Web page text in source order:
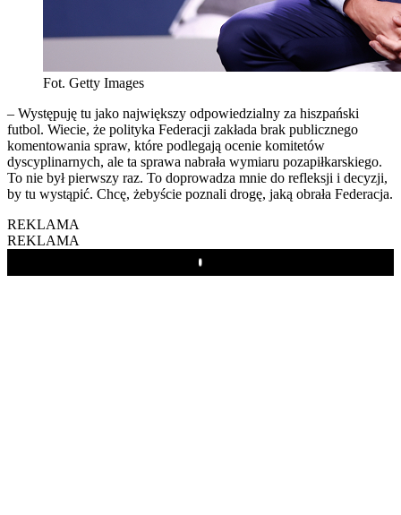
Fot. Getty Images
– Występuję tu jako największy odpowiedzialny za hiszpański
futbol. Wiecie, że polityka Federacji zakłada brak publicznego
komentowania spraw, które podlegają ocenie komitetów
dyscyplinarnych, ale ta sprawa nabrała wymiaru pozapiłkarskiego.
To nie był pierwszy raz. To doprowadza mnie do refleksji i decyzji,
by tu wystąpić. Chcę, żebyście poznali drogę, jaką obrała Federacja.
REKLAMA
REKLAMA
Play